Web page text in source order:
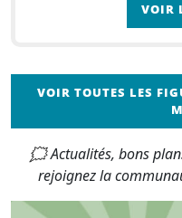
VOIR
VOIR TOUTES LES
🗯 Actualités, bons
rejoignez la